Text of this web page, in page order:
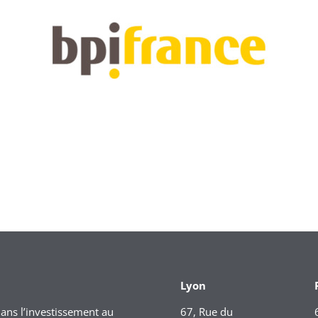
l’investissement au
Lyon
67, Rue du